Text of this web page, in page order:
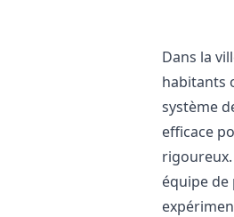
Dans la
habitants
système
efficace
équipe